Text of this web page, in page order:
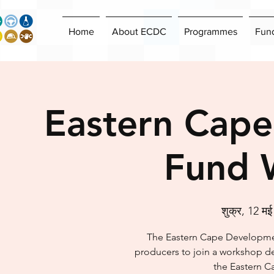
Home About ECDC Programmes
Eastern
Fund
शुक्र, 12 मई
The Eastern Cape
producers to join a workshop
the Eastern